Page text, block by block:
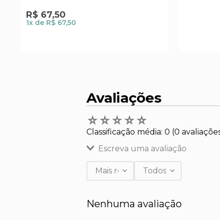
R$ 67,50
1x de R$ 67,50
Avaliações
☆☆☆☆☆
Classificação média: 0 (0
Escreva uma avaliação
Título
Mais recentesTodos
Nenhuma avaliação